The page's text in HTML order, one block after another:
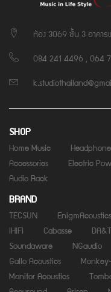
ห้อง 3069 ชั้น 3 อาคา
084 241 4496 , 064
SHOP
Home Music
Accessories
Electric
Audio Rack
BRAND
TECSUN EnigmAcoustics
iHiFi
Cabasse DA&T
Soundaware
NGaudio
Gallo Acoustics
Monitor Acoustics